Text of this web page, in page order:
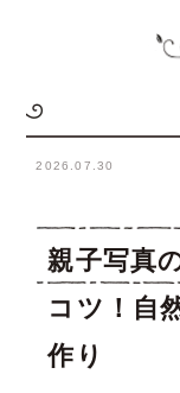
2026.07.30
親子写真
コツ！自
作り